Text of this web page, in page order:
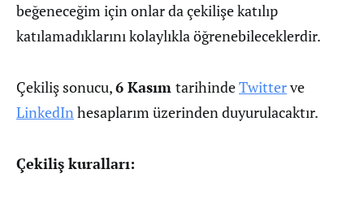
beğeneceğim için onlar da çekilişe katılıp
katılamadıklarını kolaylıkla öğrenebileceklerdir.
Çekiliş sonucu,6 Kasım tarihindeTwitterve
LinkedInhesaplarım üzerinden duyurulacaktır.
Çekiliş kuralları: